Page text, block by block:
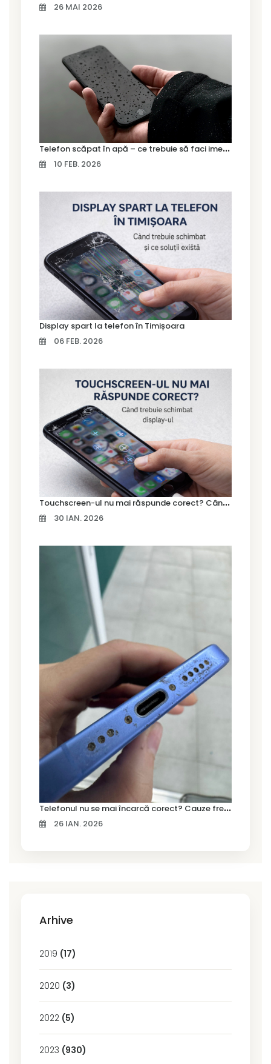
26 MAI 2026
T
elefon scăpat în apă – ce trebuie să faci imediat și ce greșeli să eviți
10 FEB. 2026
Display spart la telefon în Timișoara
06 FEB. 2026
T
ouchscreen-ul nu mai răspunde corect? Când trebuie schimbat display-ul
30 IAN. 2026
T
elefonul nu se mai încarcă corect? Cauze frecvente și soluții la service în Timișoara
26 IAN. 2026
Arhive
2019 (17)
2020 (3)
2022 (5)
2023 (930)